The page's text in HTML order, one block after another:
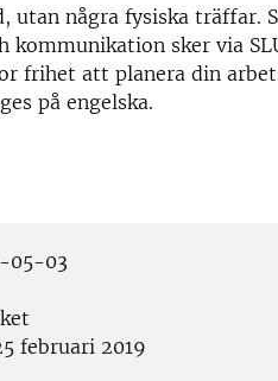
utan några fysiska träffar.
kommunikation sker via
frihet att planera din
på engelska.
05-03
februari 2019